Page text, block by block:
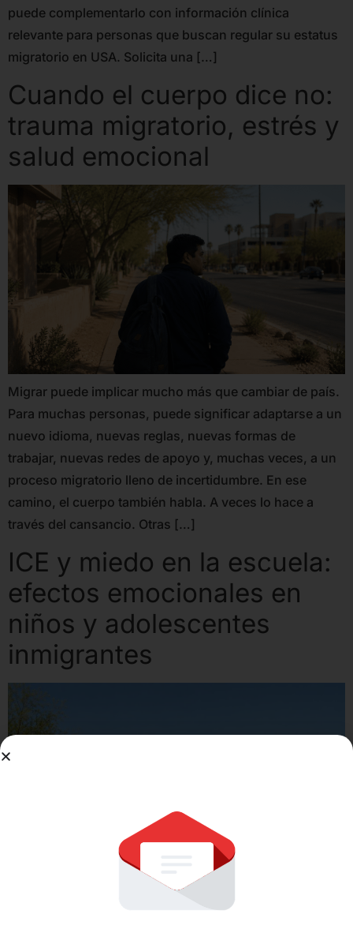
puede complementarlo con información clínica
relevante para personas que buscan regular su estatus
migratorio en USA. Solicita una […]
Cuando el cuerpo dice no:
trauma migratorio, estrés y
salud emocional
Migrar puede implicar mucho más que cambiar de país.
Para muchas personas, puede significar adaptarse a un
nuevo idioma, nuevas reglas, nuevas formas de
trabajar, nuevas redes de apoyo y, muchas veces, a un
proceso migratorio lleno de incertidumbre. En ese
camino, el cuerpo también habla. A veces lo hace a
través del cansancio. Otras […]
ICE y miedo en la escuela:
efectos emocionales en
niños y adolescentes
inmigrantes
Cuando una familia inmigrante vive con miedo a una
detención, deportación o separación familiar, ese miedo